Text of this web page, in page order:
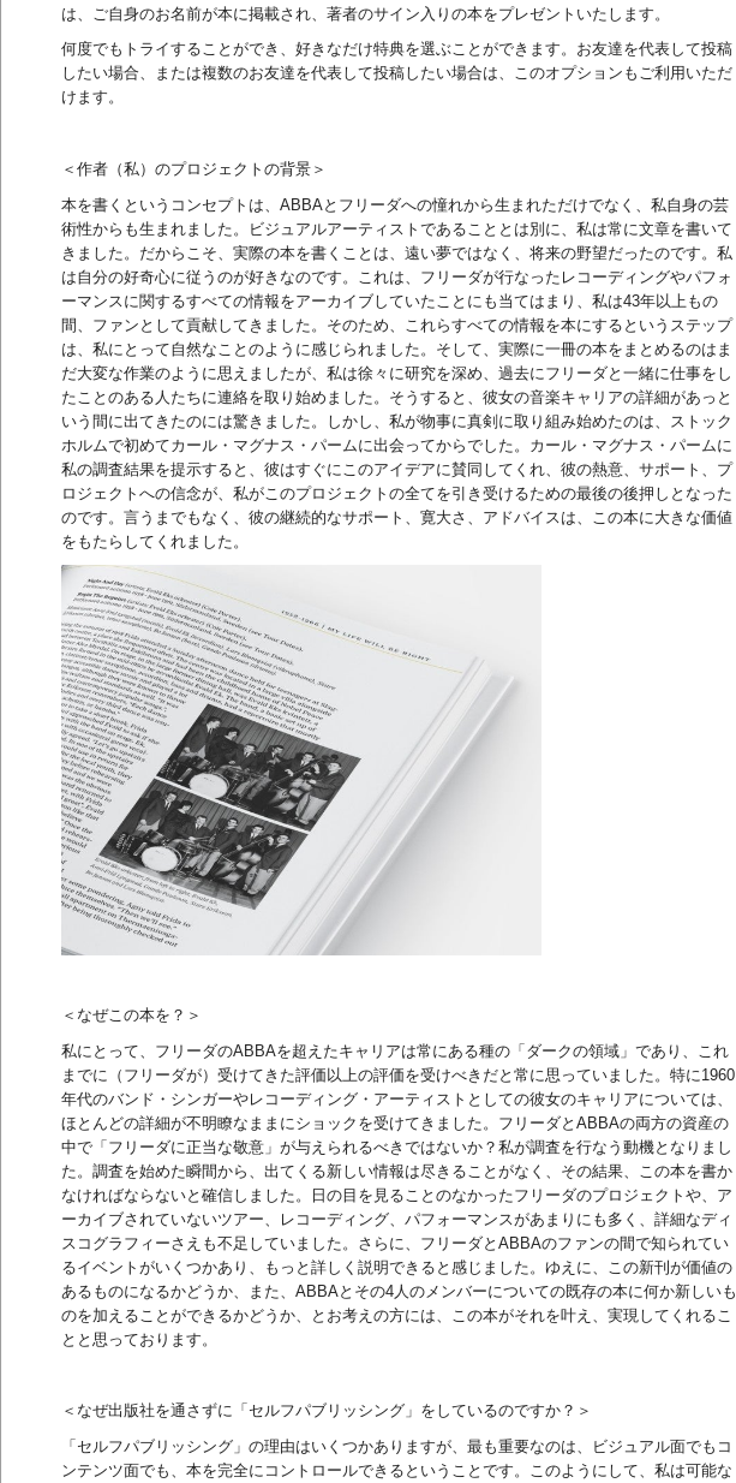
は、ご自身のお名前が本に掲載され、著者のサイン入りの本をプレゼントいたします。
何度でもトライすることができ、好きなだけ特典を選ぶことができます。お友達を代表して投稿
したい場合、または複数のお友達を代表して投稿したい場合は、このオプションもご利用いただ
けます。
＜作者（私）のプロジェクトの背景＞
本を書くというコンセプトは、ABBAとフリーダへの憧れから生まれただけでなく、私自身の芸
術性からも生まれました。ビジュアルアーティストであることとは別に、私は常に文章を書いて
きました。だからこそ、実際の本を書くことは、遠い夢ではなく、将来の野望だったのです。私
は自分の好奇心に従うのが好きなのです。これは、フリーダが行なったレコーディングやパフォ
ーマンスに関するすべての情報をアーカイブしていたことにも当てはまり、私は43年以上もの
間、ファンとして貢献してきました。そのため、これらすべての情報を本にするというステップ
は、私にとって自然なことのように感じられました。そして、実際に一冊の本をまとめるのはま
だ大変な作業のように思えましたが、私は徐々に研究を深め、過去にフリーダと一緒に仕事をし
たことのある人たちに連絡を取り始めました。そうすると、彼女の音楽キャリアの詳細があっと
いう間に出てきたのには驚きました。しかし、私が物事に真剣に取り組み始めたのは、ストック
ホルムで初めてカール・マグナス・パームに出会ってからでした。カール・マグナス・パームに
私の調査結果を提示すると、彼はすぐにこのアイデアに賛同してくれ、彼の熱意、サポート、プ
ロジェクトへの信念が、私がこのプロジェクトの全てを引き受けるための最後の後押しとなった
のです。言うまでもなく、彼の継続的なサポート、寛大さ、アドバイスは、この本に大きな価値
をもたらしてくれました。
＜なぜこの本を？＞
私にとって、フリーダのABBAを超えたキャリアは常にある種の「ダークの領域」であり、これ
までに（フリーダが）受けてきた評価以上の評価を受けべきだと常に思っていました。特に1960
年代のバンド・シンガーやレコーディング・アーティストとしての彼女のキャリアについては、
ほとんどの詳細が不明瞭なままにショックを受けてきました。フリーダとABBAの両方の資産の
中で「フリーダに正当な敬意」が与えられるべきではないか？私が調査を行なう動機となりまし
た。調査を始めた瞬間から、出てくる新しい情報は尽きることがなく、その結果、この本を書か
なければならないと確信しました。日の目を見ることのなかったフリーダのプロジェクトや、ア
ーカイブされていないツアー、レコーディング、パフォーマンスがあまりにも多く、詳細なディ
スコグラフィーさえも不足していました。さらに、フリーダとABBAのファンの間で知られてい
るイベントがいくつかあり、もっと詳しく説明できると感じました。ゆえに、この新刊が価値の
あるものになるかどうか、また、ABBAとその4人のメンバーについての既存の本に何か新しいも
のを加えることができるかどうか、とお考えの方には、この本がそれを叶え、実現してくれるこ
とと思っております。
＜なぜ出版社を通さずに「セルフパブリッシング」をしているのですか？＞
「セルフパブリッシング」の理由はいくつかありますが、最も重要なのは、ビジュアル面でもコ
ンテンツ面でも、本を完全にコントロールできるということです。このようにして、私は可能な